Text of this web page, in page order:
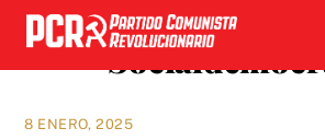
Skip
content
8 ENERO, 2025